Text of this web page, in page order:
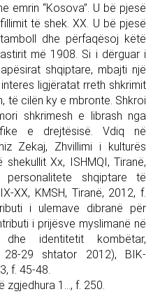
emrin “Kosova”. U bë pjesë
të shek. XX. U bë pjesë
dhe përfaqësoj këtë
më 1908. Si i dërguar i
shqiptare, mbajti një
ligjëratat rreth shkrimit
të cilën ky e mbronte. Shkroi
shkrimesh e librash nga
e drejtësisë. Vdiq në
Zekaj, Zhvillimi i kulturës
Xx, ISHMQI, Tiranë,
shqiptare të
XX, KMSH, Tiranë, 2012, f.
i ulemave dibranë për
i prijësve myslimanë në
identitetit kombëtar,
28-29 shtator 2012), BIK-
f. 45-48.
zgjedhura 1..., f. 250.